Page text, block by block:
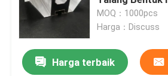
Klem Pemasangan Panel Surya
Rel Pemasangan Panel Surya
MOQ：1000pcs
Harga：Discuss
Harga terbaik